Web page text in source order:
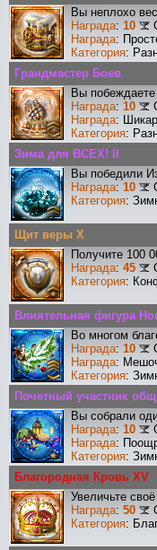
Вы неплохо
Награда: 10
Награда:
Категория:
Грандмастер Боев
Вы
Награда: 10
Награда:
Категория:
Зима для ВСЕХ! II
Вы победили
Награда: 10
Категория:
Щит веры X
Получите 100
Награда: 45
Категория:
Влиятельная фигура
Во многом
Награда: 10
Награда:
Категория:
Почетный участник
Вы собрали
Награда: 10
Награда:
Категория:
Благородная Кровь XV
Увеличьте
Награда: 50
Категория: